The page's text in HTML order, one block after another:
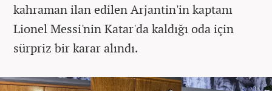
kahraman ilan edilen Arjantin'in kaptanı
Lionel Messi'nin Katar'da kaldığı oda için
sürpriz bir karar alındı.